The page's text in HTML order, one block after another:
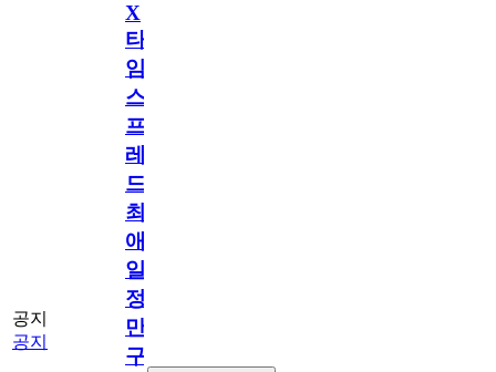
공지
공지
X
타
임
스
프
레
드]
최
애
일
정
만
구